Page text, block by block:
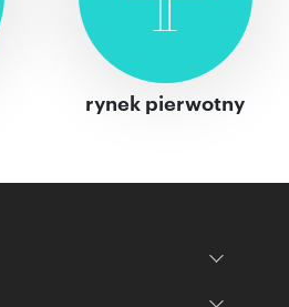
rynek pierwotny